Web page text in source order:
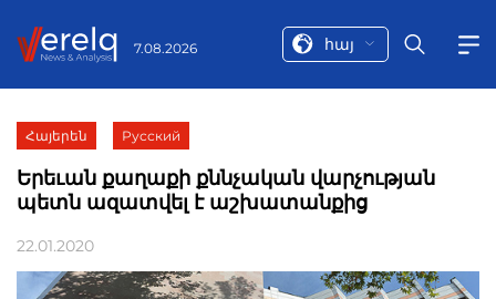
7.08.2026 հայ
Հայերեն Русский
Երեւան քաղաքի քննչական վարչության
պետն ազատվել է աշխատանքից
22.01.2020